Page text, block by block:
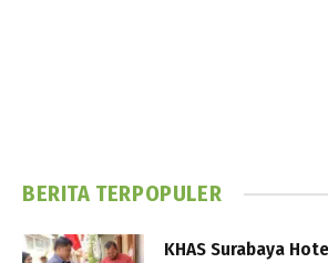
BERITA TERPOPULER
KHAS Surabaya